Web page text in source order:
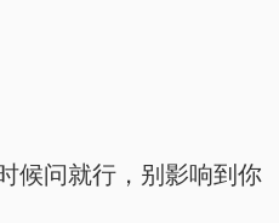
候问就行，别影响到你